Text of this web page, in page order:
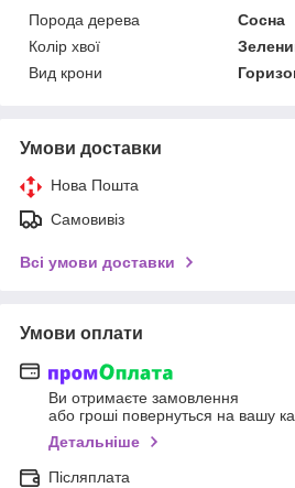
Порода дерева
Сосна
Колір хвої
Вид крони
Умови доставки
Нова Пошта
Самовивіз
Всі умови доставки
Умови оплати
Ви отримаєте замовлення
або гроші повернуться на вашу
Детальніше
Післяплата